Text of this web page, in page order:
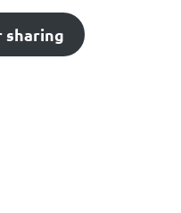
sharing